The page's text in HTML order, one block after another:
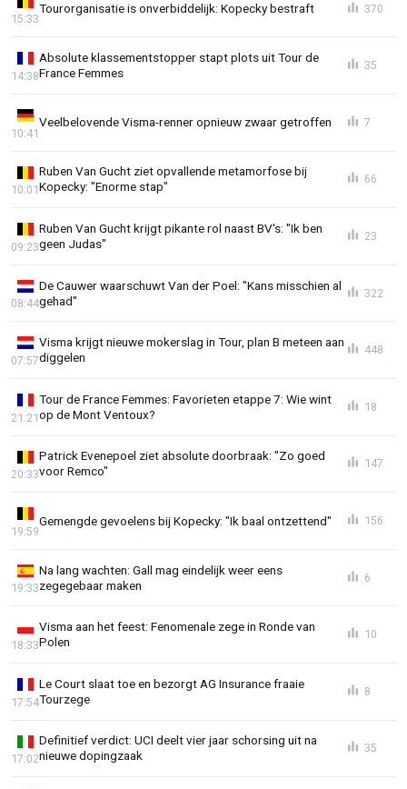
Tourorganisatie is onverbiddelijk: Kopecky bestraft
15:33
370
Absolute klassementstopper stapt plots uit Tour de
France Femmes
14:38
35
Veelbelovende Visma-renner opnieuw zwaar getroffen
10:41
7
Ruben Van Gucht ziet opvallende metamorfose bij
Kopecky: "Enorme stap"
10:01
66
Ruben Van Gucht krijgt pikante rol naast BV's: "Ik ben
geen Judas"
09:23
23
De Cauwer waarschuwt Van der Poel: "Kans misschien al
gehad"
08:44
322
Visma krijgt nieuwe mokerslag in Tour, plan B meteen aan
diggelen
07:57
448
Tour de France Femmes: Favorieten etappe 7: Wie wint
op de Mont Ventoux?
21:21
18
Patrick Evenepoel ziet absolute doorbraak: "Zo goed
voor Remco"
20:33
147
Gemengde gevoelens bij Kopecky: "Ik baal ontzettend"
19:59
156
Na lang wachten: Gall mag eindelijk weer eens
zegegebaar maken
19:33
6
Visma aan het feest: Fenomenale zege in Ronde van
Polen
18:33
10
Le Court slaat toe en bezorgt AG Insurance fraaie
Tourzege
17:54
8
Definitief verdict: UCI deelt vier jaar schorsing uit na
nieuwe dopingzaak
17:02
35